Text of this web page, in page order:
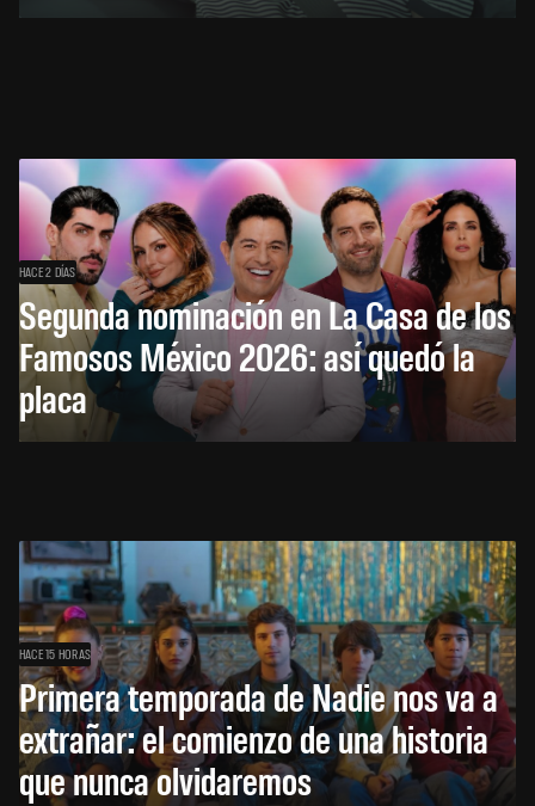
HACE 2 DÍAS
Segunda nominación en La Casa de los
Famosos México 2026: así quedó la
placa
HACE 15 HORAS
Primera temporada de Nadie nos va a
extrañar: el comienzo de una historia
que nunca olvidaremos